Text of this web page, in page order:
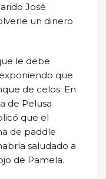
José
un dinero
le debe
que
de celos. En
de Pelusa
que el
de paddle
saludado a
de Pamela.